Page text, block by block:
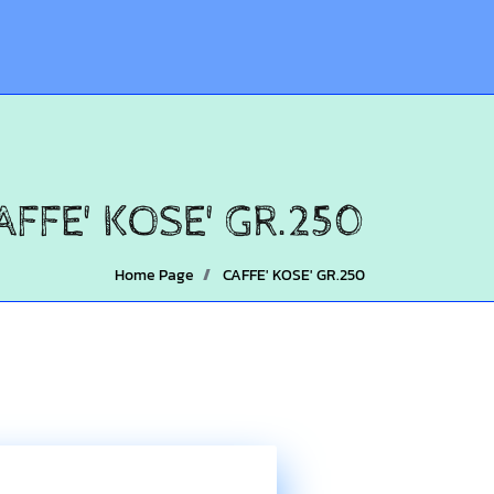
KOSE' GR.250
Home Page CAFFE' KOSE' GR.250